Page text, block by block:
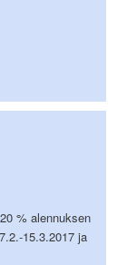
% alennuksen
15.3.2017 ja